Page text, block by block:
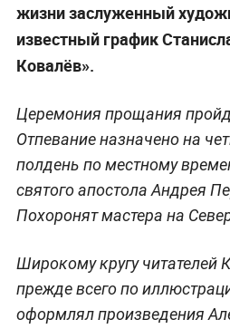
жизни заслуженный
известный график
Ковалёв».
Церемония прощания
Отпевание назначено на
полдень по местному
святого апостола Андрея
Похоронят мастера на
Широкому кругу читателей
прежде всего по
оформлял произведения